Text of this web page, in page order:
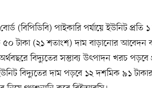
(বিপিডিবি) পাইকারি পর্যায়ে ইউনিট
টাকা (২১ শতাংশ) দাম বাড়ানোর আবেদন
বিদ্যুতের সম্ভাব্য উৎপাদন খরচ পড়বে
বিদ্যুতের দাম পড়বে ১২ দশমিক ৯১